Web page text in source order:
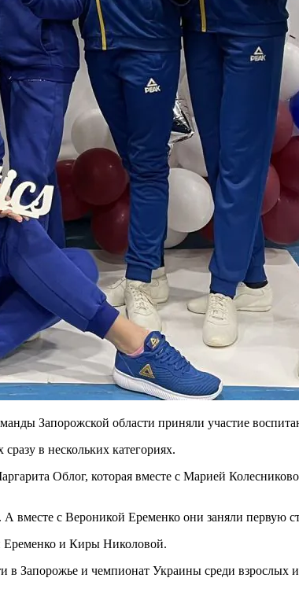
Запорожской области приняли участие
в нескольких категориях.
Облог, которая вместе с Марией
вместе с Вероникой Еременко они заняли первую
Еременко и Киры Николовой.
в Запорожье и чемпионат Украины среди взрослых